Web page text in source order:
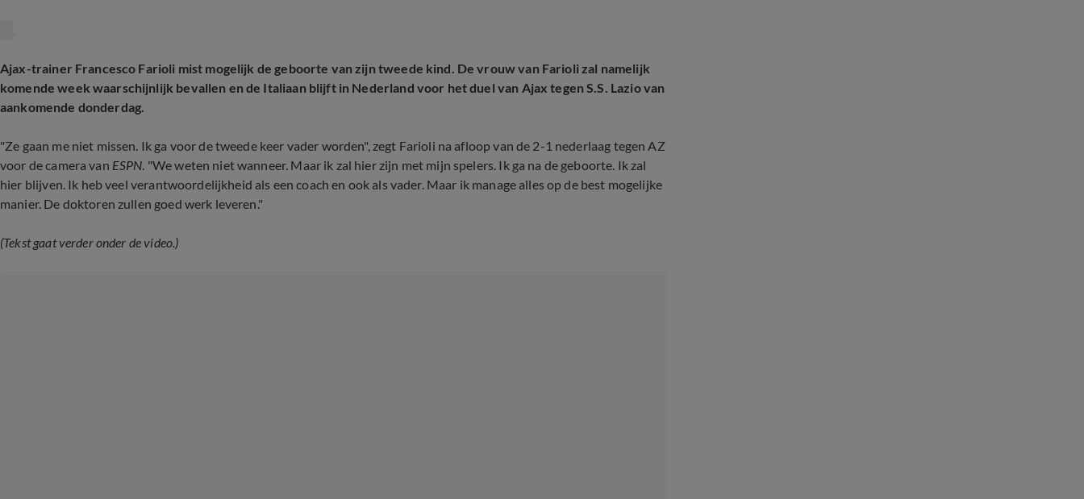
Ajax-trainer Francesco Farioli mist mogelijk de geboorte van zijn tweede kind. De vrouw van Farioli zal namelijk
komende week waarschijnlijk bevallen en de Italiaan blijft in Nederland voor het duel van Ajax tegen S.S. Lazio van
aankomende donderdag.
"Ze gaan me niet missen. Ik ga voor de tweede keer vader worden", zegt Farioli na afloop van de 2-1 nederlaag tegen AZ
voor de camera van ESPN. "We weten niet wanneer. Maar ik zal hier zijn met mijn spelers. Ik ga na de geboorte. Ik zal
hier blijven. Ik heb veel verantwoordelijkheid als een coach en ook als vader. Maar ik manage alles op de best mogelijke
manier. De doktoren zullen goed werk leveren."
(Tekst gaat verder onder de video.)